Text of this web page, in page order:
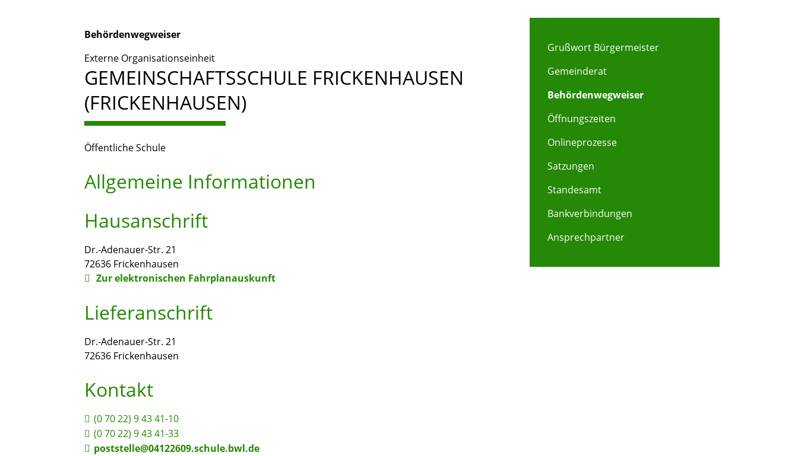
Behördenwegweiser
Externe Organisationseinheit
GEMEINSCHAFTSSCHULE FRICKENHAUSEN
(FRICKENHAUSEN)
Öffentliche Schule
Allgemeine Informationen
Hausanschrift
Dr.-Adenauer-Str. 21
72636 Frickenhausen
Zur elektronischen Fahrplanauskunft
Lieferanschrift
Dr.-Adenauer-Str. 21
72636 Frickenhausen
Kontakt
(0 70 22) 9 43 41-10
(0 70 22) 9 43 41-33
poststelle@04122609.schule.bwl.de
Grußwort Bürgermeister
Gemeinderat
Behördenwegweiser
Öffnungszeiten
Onlineprozesse
Satzungen
Standesamt
Bankverbindungen
Ansprechpartner